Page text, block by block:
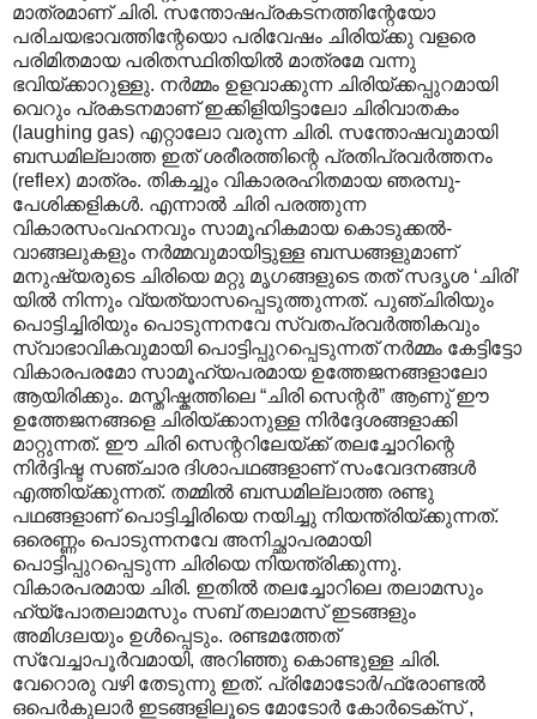
മാത്രമാണ് ചിരി. സന്തോഷപ്രകടനത്തിന്റേയോ
പരിചയഭാവത്തിന്റേയൊ പരിവേഷം ചിരിയ്ക്കു വളരെ
പരിമിതമായ പരിതസ്ഥിതിയിൽ മാത്രമേ വന്നു
ഭവിയ്ക്കാറുള്ളു. നർമ്മം ഉളവാക്കുന്ന ചിരിയ്ക്കപ്പുറമായി
വെറും പ്രകടനമാണ് ഇക്കിളിയിട്ടാലോ ചിരിവാതകം
(laughing gas) എറ്റാലോ വരുന്ന ചിരി. സന്തോഷവുമായി
ബന്ധമില്ലാത്ത ഇത് ശരീരത്തിന്റെ പ്രതിപ്രവർത്തനം
(reflex) മാത്രം. തികച്ചും വികാരരഹിതമായ ഞരമ്പു-
പേശിക്കളികൾ. എന്നാൽ ചിരി പരത്തുന്ന
വികാരസംവഹനവും സാമൂഹികമായ കൊടുക്കൽ-
വാങ്ങലുകളും നർമ്മവുമായിട്ടുള്ള ബന്ധങ്ങളുമാണ്
മനുഷ്യരുടെ ചിരിയെ മറ്റു മൃഗങ്ങളുടെ തത് സദൃശ ‘ചിരി’
യിൽ നിന്നും വ്യത്യാസപ്പെടുത്തുന്നത്. പുഞ്ചിരിയും
പൊട്ടിച്ചിരിയും പൊടുന്നനവേ സ്വതപ്രവർത്തികവും
സ്വാഭാവികവുമായി പൊട്ടിപ്പുറപ്പെടുന്നത് നർമ്മം കേട്ടിട്ടോ
വികാരപരമോ സാമൂഹ്യപരമായ ഉത്തേജനങ്ങളാലോ
ആയിരിക്കും. മസ്തിഷ്കത്തിലെ “ചിരി സെന്റർ” ആണു് ഈ
ഉത്തേജനങ്ങളെ ചിരിയ്ക്കാനുള്ള നിർദ്ദേശങ്ങളാക്കി
മാറ്റുന്നത്. ഈ ചിരി സെന്ററിലേയ്ക്ക് തലച്ചോറിന്റെ
നിർദ്ദിഷ്ട സഞ്ചാര ദിശാപഥങ്ങളാണ് സംവേദനങ്ങൾ
എത്തിയ്ക്കുന്നത്. തമ്മിൽ ബന്ധമില്ലാത്ത രണ്ടു
പഥങ്ങളാണ് പൊട്ടിച്ചിരിയെ നയിച്ചു നിയന്ത്രിയ്ക്കുന്നത്.
ഒരെണ്ണം പൊടുന്നനവേ അനിച്ഛാപരമായി
പൊട്ടിപ്പുറപ്പെടുന്ന ചിരിയെ നിയന്ത്രിക്കുന്നു.
വികാരപരമായ ചിരി. ഇതിൽ തലച്ചോറിലെ തലാമസും
ഹ്യ്പോതലാമസും സബ് തലാമസ് ഇടങ്ങളും
അമിഗ്ദലയും ഉൾപ്പെടും. രണ്ടമത്തേത്
സ്വേച്ചാപൂർവമായി, അറിഞ്ഞു കൊണ്ടുള്ള ചിരി.
വേറൊരു വഴി തേടുന്നു ഇത്. പ്രിമോടോർ/ഫ്രോണ്ടൽ
ഒപെർകുലാർ ഇടങ്ങളിലൂടെ മോടോർ കോർടെക്സ് ,